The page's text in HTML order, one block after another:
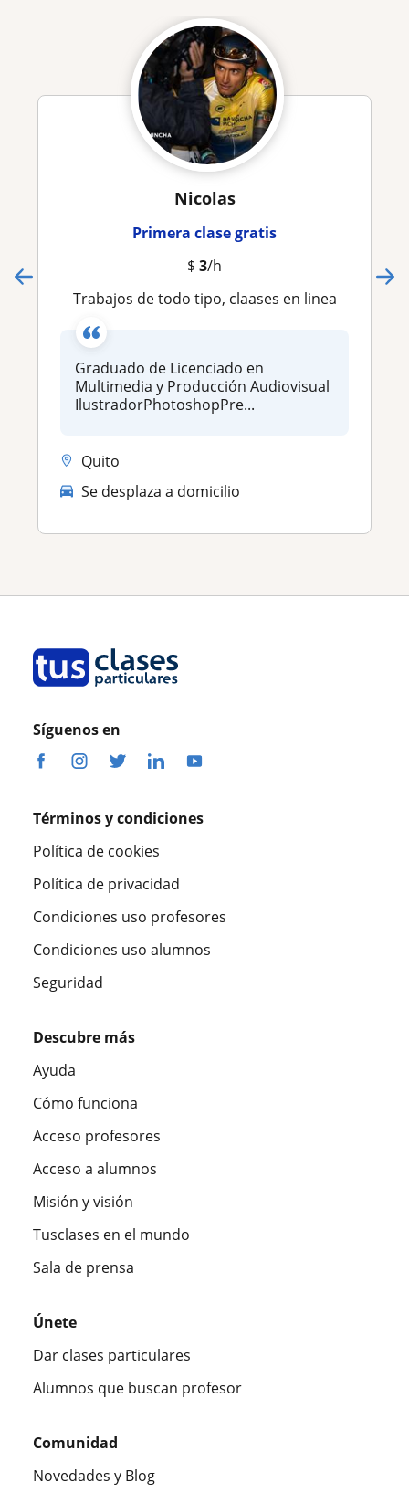
Nicolas
Primera clase gratis
$ 3/h
Trabajos de todo tipo, claases en linea
Graduado de Licenciado en
Multimedia y Producción Audiovisual
IlustradorPhotoshopPre...
Quito
Se desplaza a domicilio
Síguenos en
Términos y condiciones
Política de cookies
Política de privacidad
Condiciones uso profesores
Condiciones uso alumnos
Seguridad
Descubre más
Ayuda
Cómo funciona
Acceso profesores
Acceso a alumnos
Misión y visión
Tusclases en el mundo
Sala de prensa
Únete
Dar clases particulares
Alumnos que buscan profesor
Comunidad
Novedades y Blog